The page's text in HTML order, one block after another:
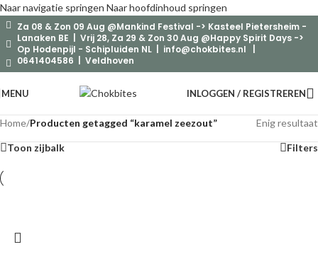
Naar navigatie springen Naar hoofdinhoud springen
Za 08 & Zon 09 Aug @Mankind Festival -> Kasteel Pietersheim -
Lanaken BE | Vrij 28, Za 29 & Zon 30 Aug @Happy Spirit Days ->
Op Hodenpijl - Schipluiden NL | info@chokbites.nl
0641404586 | Veldhoven
MENU INLOGGEN / REGISTREREN
Home/Producten getagged “karamel zeezout” Enig resultaat
Toon zijbalk Filters